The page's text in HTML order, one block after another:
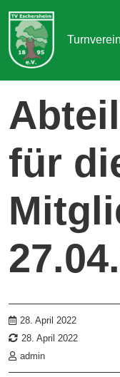
Abteilungen
Aktuelles & Termine
Kontakt
Mitgliedschaft
für
28. April 2022
28. April 2022
admin